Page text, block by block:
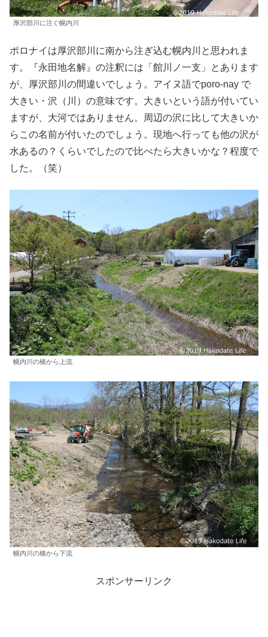
厚沢部川に注ぐ幌内川
ポロナイは厚沢部川に南から注ぎ込む幌内川と思われま
す。『永田地名解』の注釈には「館川ノ一支」とあります
が、厚沢部川の間違いでしょう。アイヌ語でporo-nay で
大きい・沢（川）の意味です。大きいという語が付いてい
ますが、大河ではありません。周辺の沢に比して大きいか
らこの名前が付いたのでしょう。現地へ行っても他の沢が
水あるの？くらいでしたので比べたら大きいかな？程度で
した。（笑）
幌内川の橋から上流
幌内川の橋から下流
スポンサーリンク